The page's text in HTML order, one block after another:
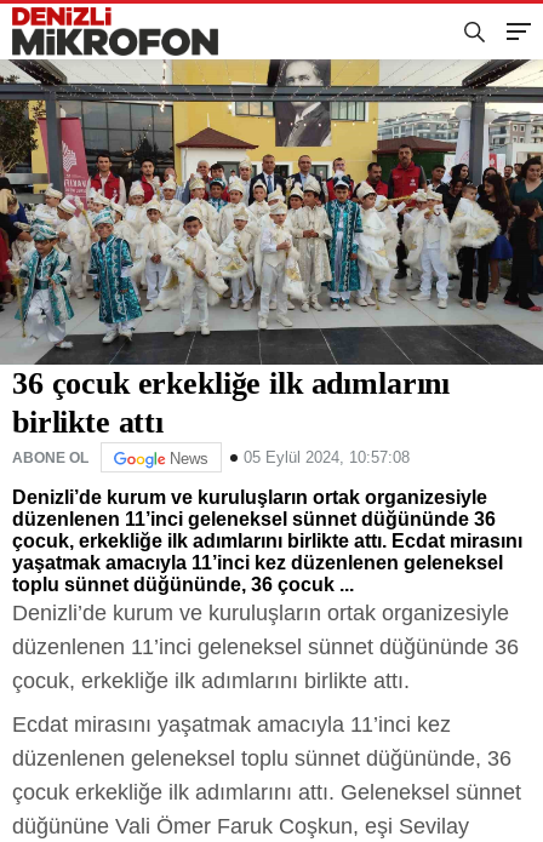
36 çocuk erkekliğe ilk adımlarını
birlikte attı
ABONE OL News 05 Eylül 2024, 10:57:08
Denizli’de kurum ve kuruluşların ortak organizesiyle
düzenlenen 11’inci geleneksel sünnet düğününde 36
çocuk, erkekliğe ilk adımlarını birlikte attı. Ecdat mirasını
yaşatmak amacıyla 11’inci kez düzenlenen geleneksel
toplu sünnet düğününde, 36 çocuk ...
Denizli’de kurum ve kuruluşların ortak organizesiyle
düzenlenen 11’inci geleneksel sünnet düğününde 36
çocuk, erkekliğe ilk adımlarını birlikte attı.
Ecdat mirasını yaşatmak amacıyla 11’inci kez
düzenlenen geleneksel toplu sünnet düğününde, 36
çocuk erkekliğe ilk adımlarını attı. Geleneksel sünnet
düğününe Vali Ömer Faruk Coşkun, eşi Sevilay